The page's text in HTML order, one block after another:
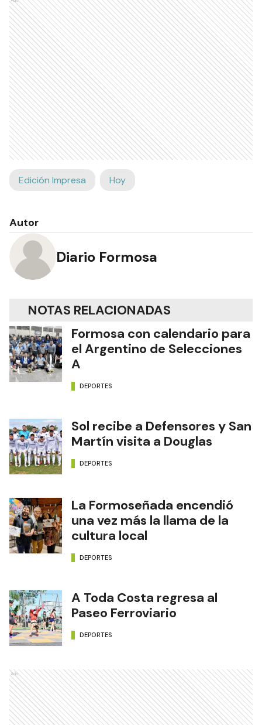
Edición Impresa Hoy
Autor
Diario Formosa
NOTAS RELACIONADAS
Formosa con calendario para
el Argentino de Selecciones
A
DEPORTES
Sol recibe a Defensores y San
Martín visita a Douglas
DEPORTES
La Formoseñada encendió
una vez más la llama de la
cultura local
DEPORTES
A Toda Costa regresa al
Paseo Ferroviario
DEPORTES
Ads